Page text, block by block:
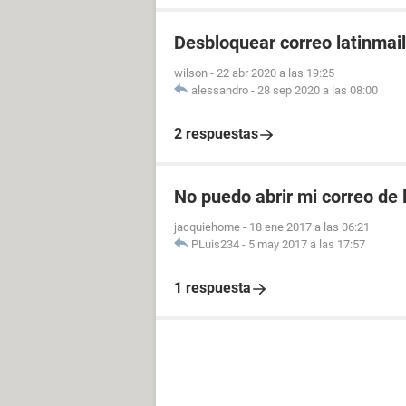
Desbloquear correo latinmail
wilson - 22 abr 2020 a las 19:25
alessandro - 28 sep 2020 a las 08:00
2 respuestas
No puedo abrir mi correo de
jacquiehome - 18 ene 2017 a las 06:21
PLuis234 - 5 may 2017 a las 17:57
1 respuesta